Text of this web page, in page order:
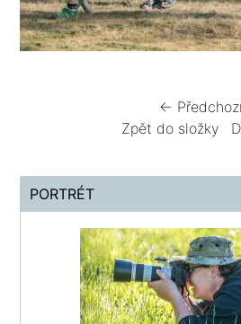
←
Zpět do složky
PORTRÉT